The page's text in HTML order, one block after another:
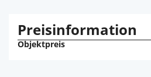
Preisinformation
Objektpreis